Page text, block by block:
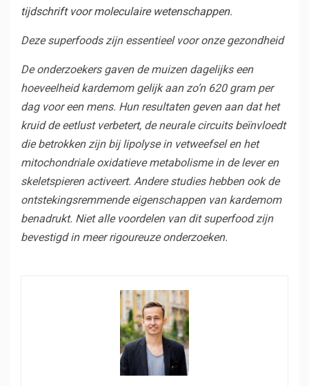
tijdschrift voor moleculaire wetenschappen.
Deze superfoods zijn essentieel voor onze gezondheid
De onderzoekers gaven de muizen dagelijks een
hoeveelheid kardemom gelijk aan zo’n 620 gram per
dag voor een mens. Hun resultaten geven aan dat het
kruid de eetlust verbetert, de neurale circuits beïnvloedt
die betrokken zijn bij lipolyse in vetweefsel en het
mitochondriale oxidatieve metabolisme in de lever en
skeletspieren activeert. Andere studies hebben ook de
ontstekingsremmende eigenschappen van kardemom
benadrukt. Niet alle voordelen van dit superfood zijn
bevestigd in meer rigoureuze onderzoeken.